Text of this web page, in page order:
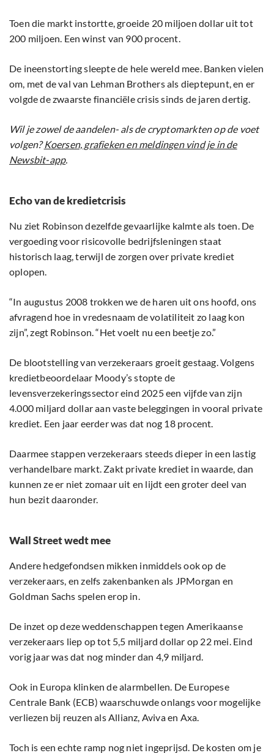
Toen die markt instortte, groeide 20 miljoen dollar uit tot
200 miljoen. Een winst van 900 procent.
De ineenstorting sleepte de hele wereld mee. Banken vielen
om, met de val van Lehman Brothers als dieptepunt, en er
volgde de zwaarste financiële crisis sinds de jaren dertig.
Wil je zowel de aandelen- als de cryptomarkten op de voet
volgen?Koersen, grafieken en meldingen vind je in de
Newsbit-app.
Echo van de kredietcrisis
Nu ziet Robinson dezelfde gevaarlijke kalmte als toen. De
vergoeding voor risicovolle bedrijfsleningen staat
historisch laag, terwijl de zorgen over private krediet
oplopen.
“In augustus 2008 trokken we de haren uit ons hoofd, ons
afvragend hoe in vredesnaam de volatiliteit zo laag kon
zijn”, zegt Robinson. “Het voelt nu een beetje zo.”
De blootstelling van verzekeraars groeit gestaag. Volgens
kredietbeoordelaar Moody’s stopte de
levensverzekeringssector eind 2025 een vijfde van zijn
4.000 miljard dollar aan vaste beleggingen in vooral private
krediet. Een jaar eerder was dat nog 18 procent.
Daarmee stappen verzekeraars steeds dieper in een lastig
verhandelbare markt. Zakt private krediet in waarde, dan
kunnen ze er niet zomaar uit en lijdt een groter deel van
hun bezit daaronder.
Wall Street wedt mee
Andere hedgefondsen mikken inmiddels ook op de
verzekeraars, en zelfs zakenbanken als JPMorgan en
Goldman Sachs spelen erop in.
De inzet op deze weddenschappen tegen Amerikaanse
verzekeraars liep op tot 5,5 miljard dollar op 22 mei. Eind
vorig jaar was dat nog minder dan 4,9 miljard.
Ook in Europa klinken de alarmbellen. De Europese
Centrale Bank (ECB) waarschuwde onlangs voor mogelijke
verliezen bij reuzen als Allianz, Aviva en Axa.
Toch is een echte ramp nog niet ingeprijsd. De kosten om je